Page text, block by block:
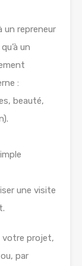
un repreneur
un
:
beauté,
une visite
votre projet,
par